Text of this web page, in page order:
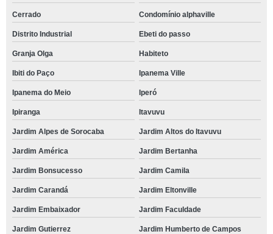
Cerrado Condomínio alphaville
Distrito Industrial Ebeti do passo
Granja Olga Habiteto
Ibiti do Paço Ipanema Ville
Ipanema do Meio Iperó
Ipiranga Itavuvu
Jardim Alpes de Sorocaba Jardim Altos do Itavuvu
Jardim América Jardim Bertanha
Jardim Bonsucesso Jardim Camila
Jardim Carandá Jardim Eltonville
Jardim Embaixador Jardim Faculdade
Jardim Gutierrez Jardim Humberto de Campos